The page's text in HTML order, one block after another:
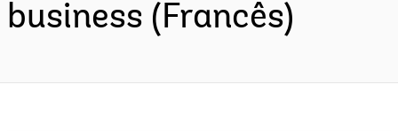
business (Francês)